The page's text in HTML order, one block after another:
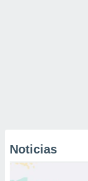
Noticias